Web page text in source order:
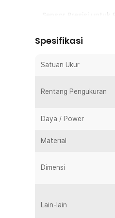
Sensor Presisi
Menggunakan sensor
konsisten hingga
kebugaran.
Sinkronisasi
Dilengkapi koneksi
otomatis sehingga
mencatat hasil
Pantau Komposisi
BMI, persentase
aplikasi. Seluruh data
olahraga, maupun
Fitur Pengukur Suhu
Spesifikasi
Satuan Ukur
Rentang Pengukuran
Daya / Power
Material
Dimensi
Lain-lain